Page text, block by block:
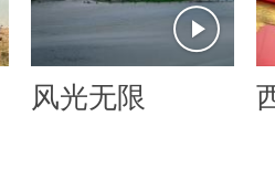
风光无限